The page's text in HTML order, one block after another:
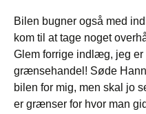
Bilen bugner også med
kom til at tage noget
Glem forrige indlæg, jeg er
grænsehandel! Søde
bilen for mig, men skal jo
er grænser for hvor man